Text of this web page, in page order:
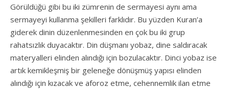
Görüldüğü gibi bu iki zümrenin de sermayesi aynı ama
sermayeyi kullanma şekilleri farklıdır. Bu yüzden Kuran’a
giderek dinin düzenlenmesinden en çok bu iki grup
rahatsızlık duyacaktır. Din düşmanı yobaz, dine saldıracak
materyalleri elinden alındığı için bozulacaktır. Dinci yobaz ise
artık kemikleşmiş bir geleneğe dönüşmüş yapısı elinden
alındığı için kızacak ve aforoz etme, cehennemlik ilan etme